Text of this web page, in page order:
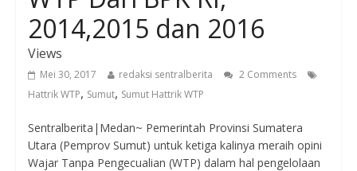
2014,2015 dan 2016
Views
Mei 30, 2017 redaksi sentralberita
2 Comments
Hattrik WTP, Sumut, Sumut Hattrik WTP
Sentralberita|Medan~ Pemerintah Provinsi Sumatera
Utara (Pemprov Sumut) untuk ketiga kalinya meraih opini
Wajar Tanpa Pengecualian (WTP) dalam hal pengelolaan